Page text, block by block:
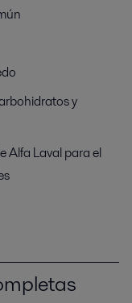
y
Alfa Laval para el